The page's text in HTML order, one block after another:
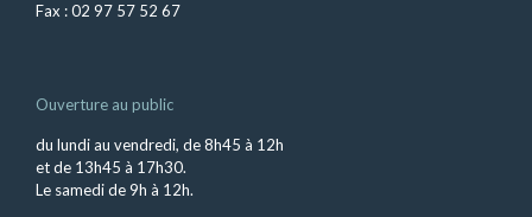
Fax : 02 97 57 52 67
Ouverture au public
du lundi au vendredi, de 8h45 à 12h
et de 13h45 à 17h30.
Le samedi de 9h à 12h.